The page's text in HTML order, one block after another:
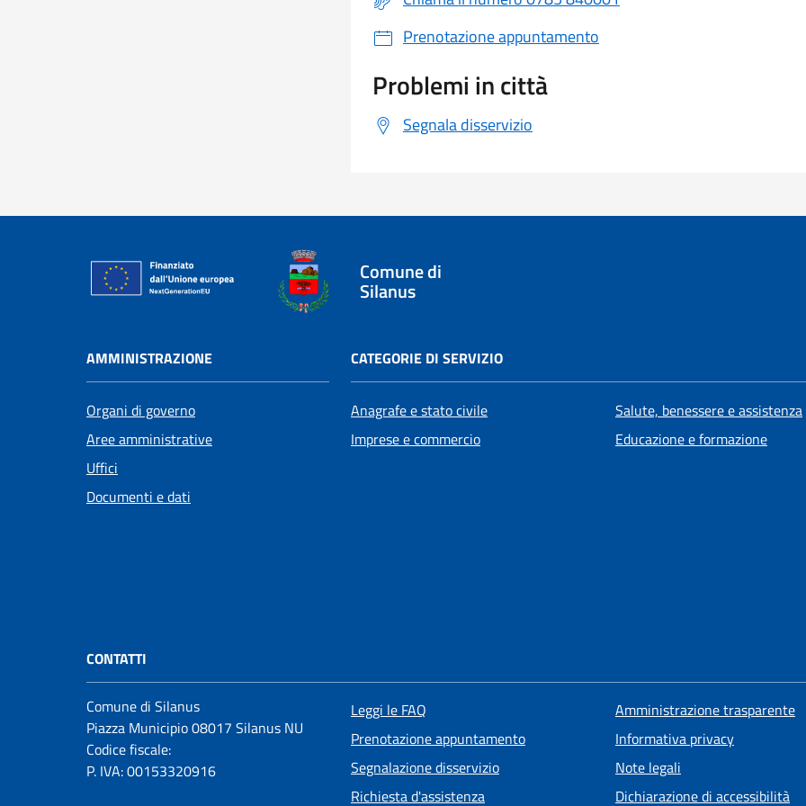
Prenotazione appuntamento
Problemi in città
Segnala disservizio
Comune di
Silanus
AMMINISTRAZIONE
Organi di governo
Aree amministrative
Uffici
Documenti e dati
CATEGORIE DI SERVIZIO
Anagrafe e stato civile
Imprese e commercio
Salute, benessere e assistenza
Educazione e formazione
CONTATTI
Comune di Silanus
Piazza Municipio 08017 Silanus NU
Codice fiscale:
P. IVA: 00153320916
Leggi le FAQ
Prenotazione appuntamento
Segnalazione disservizio
Richiesta d'assistenza
Amministrazione trasparente
Informativa privacy
Note legali
Dichiarazione di accessibilità